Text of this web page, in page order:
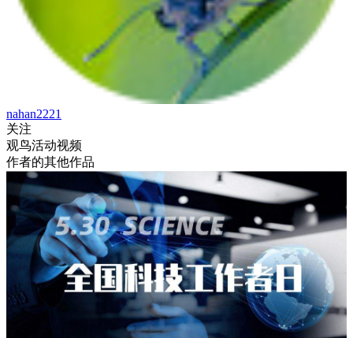
nahan2221
关注
观鸟活动视频
作者的其他作品